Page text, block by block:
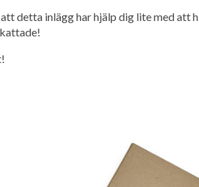
detta inlägg har hjälp dig lite med att